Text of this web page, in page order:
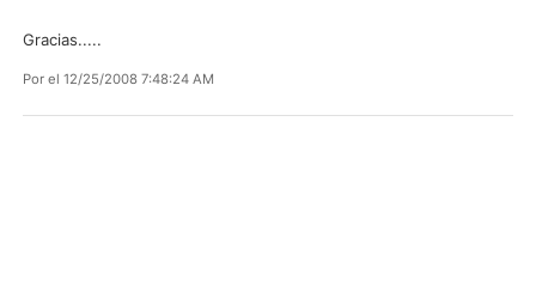
Gracias.....
Por el 12/25/2008 7:48:24 AM